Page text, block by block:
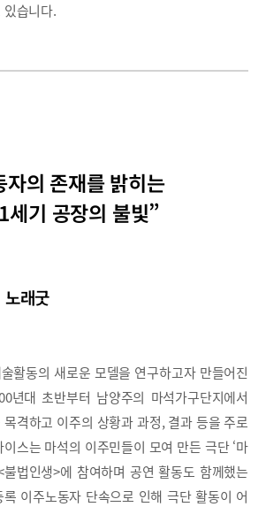
습니다.
자의 존재를 밝히는
세기 공장의 불빛”
래굿
활동의 새로운 모델을 연구하고자 만들어진
년대 초반부터 남양주의 마석가구단지에서
격하고 이주의 상황과 과정, 결과 등을 주로
스는 마석의 이주민들이 모여 만든 극단 ‘마
불법인생>에 참여하며 공연 활동도 함께했는
이주노동자 단속으로 인해 극단 활동이 어